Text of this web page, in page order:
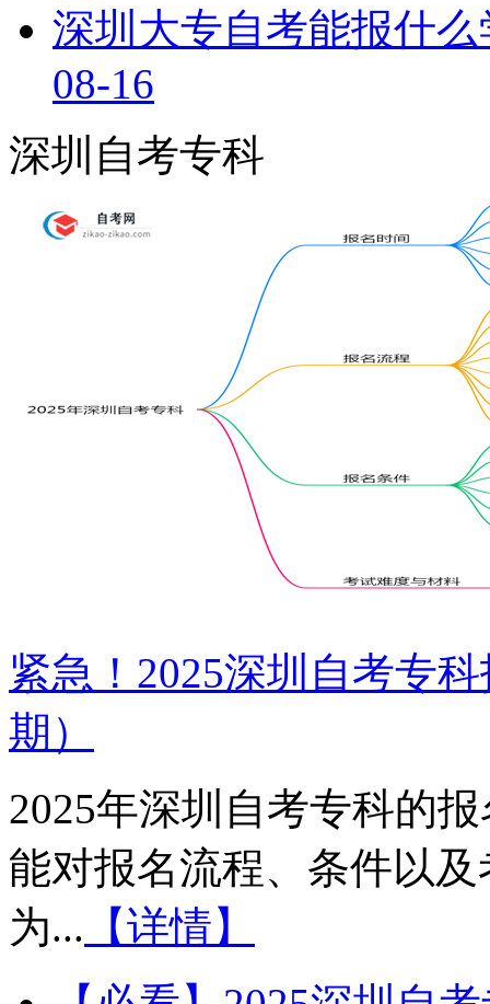
深圳大专自考能报什
08-16
深圳自考专科
紧急！2025深圳自考专
期）
2025年深圳自考专科的
能对报名流程、条件以
为... 【详情】